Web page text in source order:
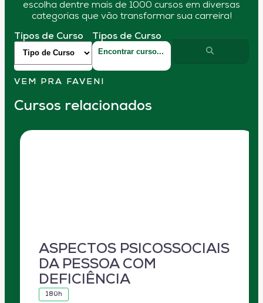
escolha dentre mais de 1000 cursos em diversas
categorias que vão transformar sua carreira!
Tipos de Curso Tipos de Curso
VEM PRA FAVENI
Cursos relacionados
ASPECTOS PSICOSSOCIAIS
DA PESSOA COM
DEFICIÊNCIA
180h